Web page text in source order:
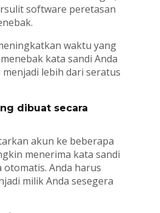
software peretasan
waktu yang
kata sandi Anda
lebih dari seratus
dibuat secara
akun ke beberapa
menerima kata sandi
otomatis. Anda harus
milik Anda sesegera